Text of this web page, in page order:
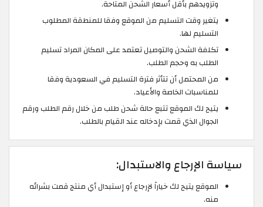
وتزويدهم بأقل أسعار الشحن المتاحة.
يتغير وقت التسليم من الموقع وفقا للمنطقة المطلوب
التسليم لها.
تكلفة الشحن والتوصيل تعتمد على المكان المراد تسليم
الطلب به وحجم الطلب.
من المحتمل أن تتأثر فترة التسليم في السعودية وفقا
للمناسبات الخاصة والأعياد.
يتيح لك الموقع تتبع حالة شحن طلب من خلال رقم الطلب ورقم
الجوال الذي قمت بإدخاله عند القيام بالطلب.
سياسة الإرجاع والاستبدال:
الموقع يتيح لك خياراً لإرجاع أو إستبدال أي منتج قمت بشرائه
منه.